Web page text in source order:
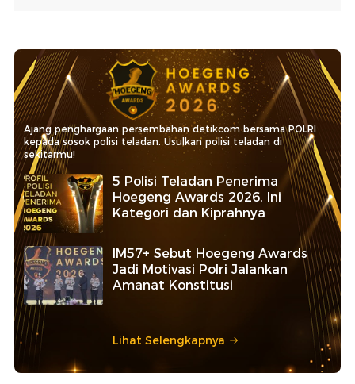
Ajang penghargaan persembahan detikcom bersama POLRI
kepada sosok polisi teladan. Usulkan polisi teladan di
sekitarmu!
5 Polisi Teladan Penerima
Hoegeng Awards 2026, Ini
Kategori dan Kiprahnya
IM57+ Sebut Hoegeng Awards
Jadi Motivasi Polri Jalankan
Amanat Konstitusi
Lihat Selengkapnya